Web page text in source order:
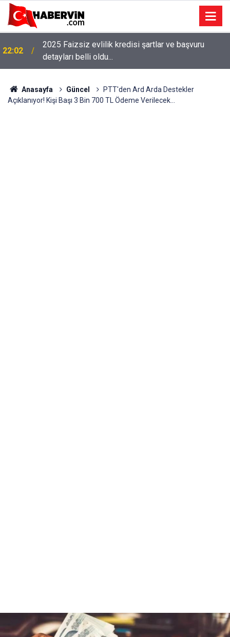
22:02
2025 Faizsiz evlilik kredisi şartlar ve başvuru
detayları belli oldu...
Anasayfa Güncel
PTT'den Ard Arda Destekler
Açıklanıyor! Kişi Başı 3 Bin 700 TL Ödeme Verilecek...